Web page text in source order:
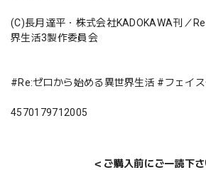
(C)長月達平・株式会社KADOKAWA刊／
界生活3製作委員会
#Re:ゼロから始める異世界生活 #フェイ
4570179712005
＜ご購入前にご一読下さ